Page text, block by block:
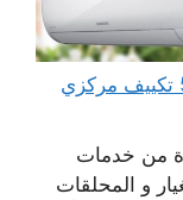
فني تكييف وتبريد الرميثية 55560390 تكييف مركزي
من خدمات
و المحلقات